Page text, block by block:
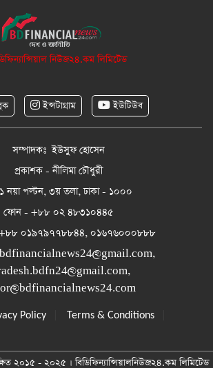
নিউজ২৪.কম লিমিটেড
ইন্সটাগ্রাম ইউটিউব
সম্পাদকঃ ইউসুফ হোসেন
প্রকাশক - নীলিমা চৌধুরী
নয়া পল্টন, ৩য় তলা, ঢাকা - ১০০০
ফোন - +৮৮ ০২ ৪৮৩১০৪৪৫
০১৯৭৯৭৭৮৮৪৪, ০১৬৭৬০০০৮৮৮
bdfinancialnews24@gmail.com,
,
Policy Terms & Conditions
২০১৫ - ২০২৫ । বিডিফিন্যান্সিয়ালনিউজ২৪.কম লিমিটেড